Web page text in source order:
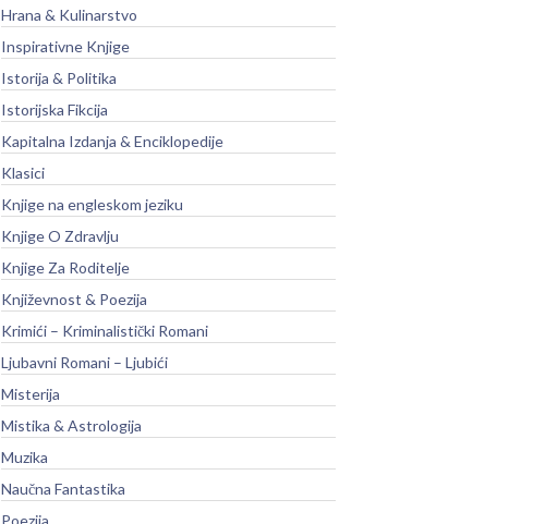
Hrana & Kulinarstvo
Inspirativne Knjige
Istorija & Politika
Istorijska Fikcija
Kapitalna Izdanja & Enciklopedije
Klasici
Knjige na engleskom jeziku
Knjige O Zdravlju
Knjige Za Roditelje
Književnost & Poezija
Krimići – Kriminalistički Romani
Ljubavni Romani – Ljubići
Misterija
Mistika & Astrologija
Muzika
Naučna Fantastika
Poezija